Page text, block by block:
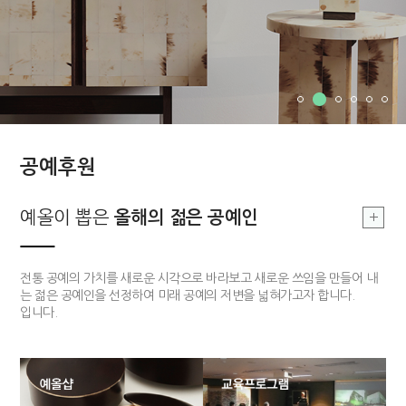
공예후원
부여, 지역문화싹틔우기
부여 지역의 공예를 기반으로 한 지역문화를 발전시킴으로 공예 커뮤니티
의 구심점을 구축하고자 합니다.
예올이 뽑은 올해의 장인
전통적 기법과 기능을 구현할 수 있고 개방적 사고를 가지고 있는 장인 한
분을 매년 선정하여 작품개발 및 판매까지 전 과정을 함께하는 후원 사업
입니다.
예올이 뽑은 올해의 젊은 공예인
전통 공예의 가치를 새로운 시각으로 바라보고 새로운 쓰임을 만들어 내
는 젊은 공예인을 선정하여 미래 공예의 저변을 넓혀가고자 합니다.
부여, 지역문화올해의 장인